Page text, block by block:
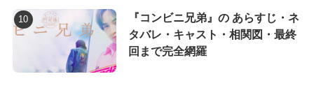
『コンビニ兄弟』の あらすじ・ネ
タバレ・キャスト・相関図・最終
回まで完全網羅